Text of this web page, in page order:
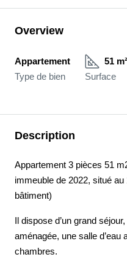
Overview
Appartement
Type de bien
51 m²
Surface
Description
Appartement 3 pièces 51
immeuble de 2022, situé au
bâtiment)
Il dispose d’un grand
aménagée, une salle
chambres.